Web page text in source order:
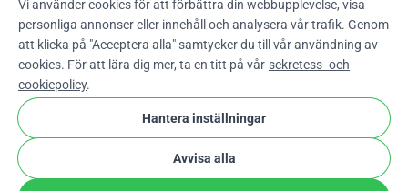
Sv arrow_drop_down
★★★★★4,9 / 5 baserat på 500+ omdömen
WhyDonateIntegritet och cookies
Vi använder cookies för att förbättra din webbupplevelse, visa
personliga annonser eller innehåll och analysera vår trafik. Genom
att klicka på "Acceptera alla" samtycker du till vår användning av
cookies. För att lära dig mer, ta en titt på vår sekretess- och
cookiepolicy.
Hantera inställningar
Avvisa alla